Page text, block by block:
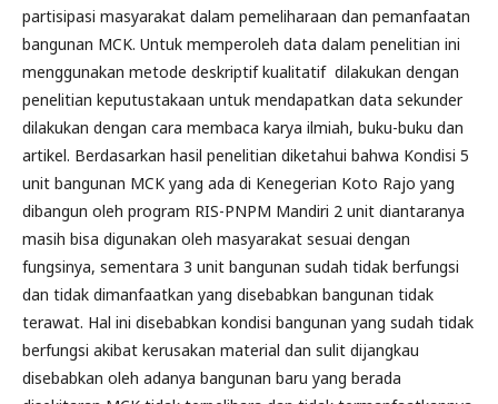
partisipasi masyarakat dalam pemeliharaan dan pemanfaatan
bangunan MCK. Untuk memperoleh data dalam penelitian ini
menggunakan metode deskriptif kualitatif dilakukan dengan
penelitian keputustakaan untuk mendapatkan data sekunder
dilakukan dengan cara membaca karya ilmiah, buku-buku dan
artikel. Berdasarkan hasil penelitian diketahui bahwa Kondisi 5
unit bangunan MCK yang ada di Kenegerian Koto Rajo yang
dibangun oleh program RIS-PNPM Mandiri 2 unit diantaranya
masih bisa digunakan oleh masyarakat sesuai dengan
fungsinya, sementara 3 unit bangunan sudah tidak berfungsi
dan tidak dimanfaatkan yang disebabkan bangunan tidak
terawat. Hal ini disebabkan kondisi bangunan yang sudah tidak
berfungsi akibat kerusakan material dan sulit dijangkau
disebabkan oleh adanya bangunan baru yang berada